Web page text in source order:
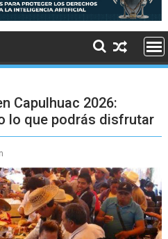
Capulhuac 2026:
lo que podrás disfrutar